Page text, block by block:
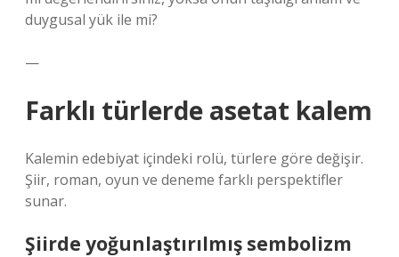
duygusal yük ile mi?
—
Farklı türlerde asetat kalem
Kalemin edebiyat içindeki rolü, türlere göre değişir.
Şiir, roman, oyun ve deneme farklı perspektifler
sunar.
Şiirde yoğunlaştırılmış sembolizm